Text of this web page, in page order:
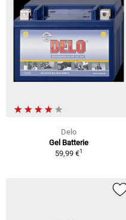
Delo
Gel Batterie
59,99 €1